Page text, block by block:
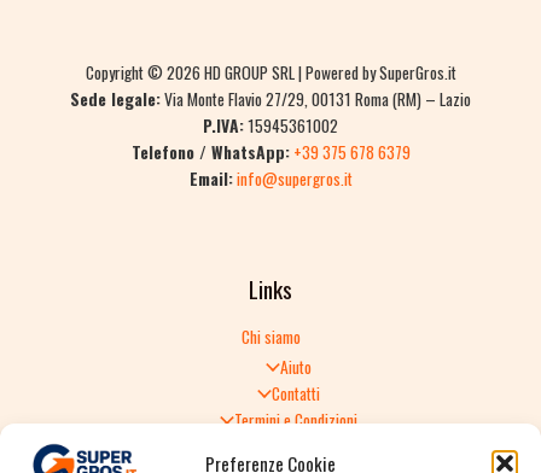
Preferenze Cookie
Copyright © 2026 HD GROUP SRL | Powered by SuperGros.it
Sede legale:Via Monte Flavio 27/29, 00131 Roma (RM) – Lazio
P.IVA:15945361002
Telefono / WhatsApp: +39 375 678 6379
Email:info@supergros.it
Links
Chi siamo
Aiuto
Contatti
Termini e Condizioni